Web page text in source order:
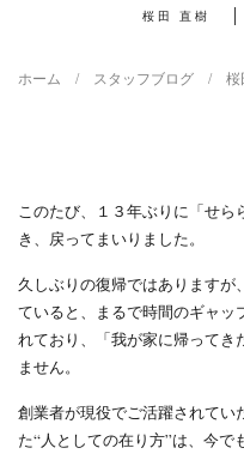
桜田 直樹
ホーム スタッフブログ 桜
このたび、１３年ぶりに「せ
き、戻ってまいりました。
久しぶりの復帰ではありますが
ていると、まるで時間のギャッ
れており、「我が家に帰ってき
ません。
創業者が現役でご活躍されて
た“人としての在り方”は、今